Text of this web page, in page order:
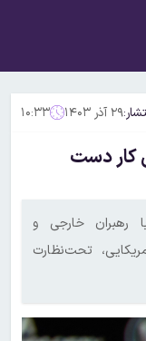
۲۹ آذر ۱۴۰۳ ۱۰:۳۳
کار دست
رهبران خارجی و
تحت‌نظارت